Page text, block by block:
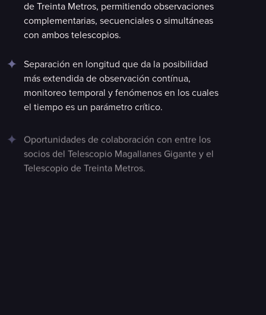
de Treinta Metros, permitiendo observaciones
complementarias, secuenciales o simultáneas
con ambos telescopios.
Separación en longitud que da la posibilidad
más extendida de observación contínua,
monitoreo temporal y fenómenos en los cuales
el tiempo es un parámetro crítico.
Oportunidades de colaboración con entre los
socios del Telescopio Magallanes Gigante y el
Telescopio de Treinta Metros.